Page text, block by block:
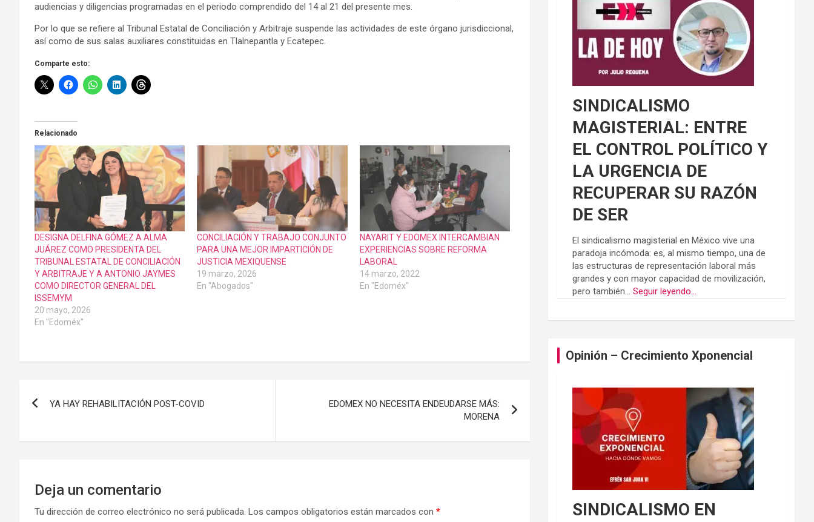
audiencias y diligencias programadas en el periodo comprendido del 14 al 21 del presente mes.
Por lo que se refiere al Tribunal Estatal de Conciliación y Arbitraje suspende las actividades de este órgano jurisdiccional,
así como de sus salas auxiliares constituidas en Tlalnepantla y Ecatepec.
Comparte esto:
Relacionado
DESIGNA DELFINA GÓMEZ A ALMA
JUÁREZ COMO PRESIDENTA DEL
TRIBUNAL ESTATAL DE CONCILIACIÓN
Y ARBITRAJE Y A ANTONIO JAYMES
COMO DIRECTOR GENERAL DEL
ISSEMYM
20 mayo, 2026
En "Edoméx"
CONCILIACIÓN Y TRABAJO CONJUNTO
PARA UNA MEJOR IMPARTICIÓN DE
JUSTICIA MEXIQUENSE
19 marzo, 2026
En "Abogados"
NAYARIT Y EDOMEX INTERCAMBIAN
EXPERIENCIAS SOBRE REFORMA
LABORAL
14 marzo, 2022
En "Edoméx"
entradas
YA HAY REHABILITACIÓN POST-COVID
EDOMEX NO NECESITA ENDEUDARSE MÁS:
MORENA
Deja un comentario
Tu dirección de correo electrónico no será publicada. Los campos obligatorios están marcados con *
SINDICALISMO
MAGISTERIAL: ENTRE
EL CONTROL POLÍTICO Y
LA URGENCIA DE
RECUPERAR SU RAZÓN
DE SER
El sindicalismo magisterial en México vive una
paradoja incómoda: es, al mismo tiempo, una de
las estructuras de representación laboral más
grandes y con mayor capacidad de movilización,
pero también...Seguir leyendo...
Opinión – Crecimiento Xponencial
SINDICALISMO EN